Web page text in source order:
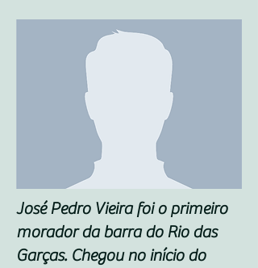
José Pedro Vieira foi o primeiro
morador da barra do Rio das
Garças. Chegou no início do